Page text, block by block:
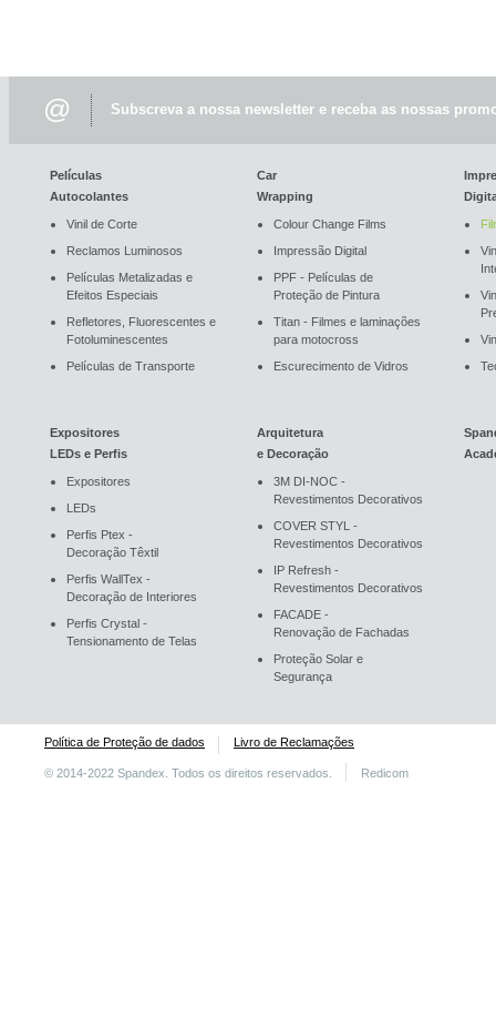
@ Subscreva a nossa newsletter e receba as nossas
Películas
Autocolantes
Vinil de Corte
Reclamos Luminosos
Películas Metalizadas e
Efeitos Especiais
Refletores, Fluorescentes e
Fotoluminescentes
Películas de Transporte
Car
Wrapping
Colour Change Films
Impressão Digital
PPF - Películas de
Proteção de Pintura
Titan - Filmes e laminações
para motocross
Escurecimento de Vidros
Expositores
LEDs e Perfis
Expositores
LEDs
Perfis Ptex -
Decoração Têxtil
Perfis WallTex -
Decoração de Interiores
Perfis Crystal -
Tensionamento de Telas
Arquitetura
e Decoração
3M DI-NOC -
Revestimentos Decorativos
COVER STYL -
Revestimentos Decorativos
IP Refresh -
Revestimentos Decorativos
FACADE -
Renovação de Fachadas
Proteção Solar e
Segurança
Política de Proteção de dados Livro de Reclamações
© 2014-2022 Spandex. Todos os direitos reservados. Redicom